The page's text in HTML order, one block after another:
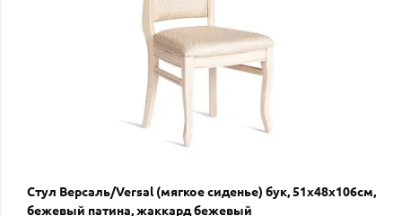
Стул Версаль/Versal (мягкое сиденье) бук, 51х48х106см,
бежевый патина, жаккард бежевый